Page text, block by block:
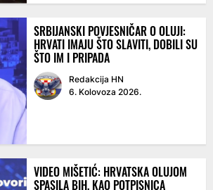
SRBIJANSKI POVJESNIČAR O OLUJI:
HRVATI IMAJU ŠTO SLAVITI, DOBILI SU
ŠTO IM I PRIPADA
Redakcija HN
6. Kolovoza 2026.
VIDEO MIŠETIĆ: HRVATSKA OLUJOM
SPASILA BIH, KAO POTPISNICA